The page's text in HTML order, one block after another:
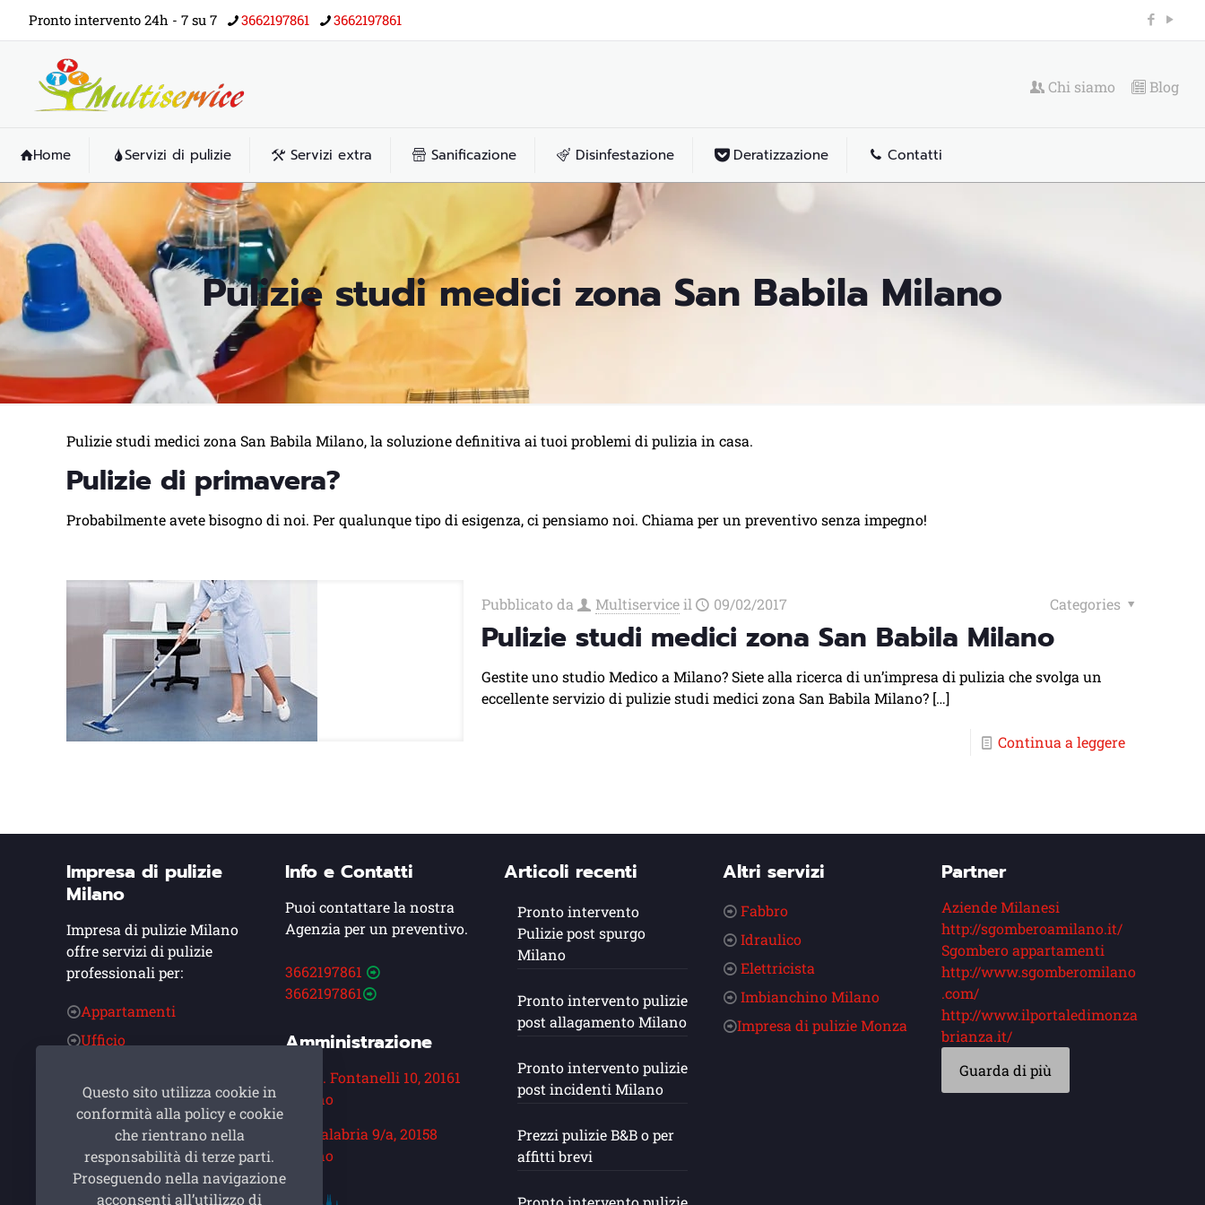
Pronto intervento 24h - 7 su 7 3662197861 3662197861
Home Servizi di pulizie Servizi extra Sanificazione Disinfestazione Deratizzazione Contatti
Chi siamo Blog
Pulizie studi medici zona San Babila Milano
Pulizie studi medici zona San Babila Milano, la soluzione definitiva ai tuoi problemi di pulizia in casa.
Pulizie di primavera?
Probabilmente avete bisogno di noi. Per qualunque tipo di esigenza, ci pensiamo noi. Chiama per un preventivo senza impegno!
Pubblicato da Multiservice il 09/02/2017 Categories
Pulizie studi medici zona San Babila Milano
Gestite uno studio Medico a Milano? Siete alla ricerca di un’impresa di pulizia che svolga un
eccellente servizio di pulizie studi medici zona San Babila Milano?[…]
Continua a leggere
Impresa di pulizie
Milano
Impresa di pulizie Milano
offre servizi di pulizie
professionali per:
Appartamenti
Ufficio
Alberghi
Post Cantiere
Asilo Nido
Ristoranti
Info e Contatti
Puoi contattare la nostra
Agenzia per un preventivo.
3662197861
3662197861
Amministrazione
Via A. Fontanelli 10, 20161
Milano
Via Calabria 9/a, 20158
Milano
Articoli recenti
Pronto intervento
Pulizie post spurgo
Milano
Pronto intervento pulizie
post allagamento Milano
Pronto intervento pulizie
post incidenti Milano
Prezzi pulizie B&B o per
affitti brevi
Altri servizi
Fabbro
Idraulico
Elettricista
Imbianchino Milano
Impresa di pulizie Monza
Partner
Aziende Milanesi
http://sgomberoamilano.it/
Sgombero appartamenti
http://www.sgomberomilano
.com/
http://www.ilportaledimonza
brianza.it/
Guarda di più
Questo sito utilizza cookie in
conformità alla policy e cookie
che rientrano nella
responsabilità di terze parti.
Proseguendo nella navigazione
acconsenti all’utilizzo di